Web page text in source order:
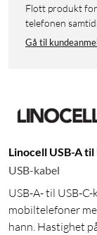
Flott produkt for de som trenger spiller mye og trenger å lade
telefonen
Gå til
Linocell USB-A
USB-kabel
USB-A- til USB-
mobiltelefoner
hann. Hastighet